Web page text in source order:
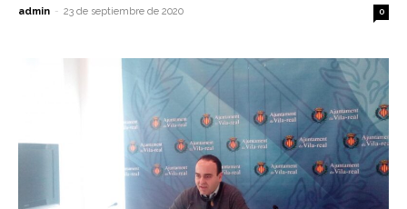
admin - 23 de septiembre de 2020 0